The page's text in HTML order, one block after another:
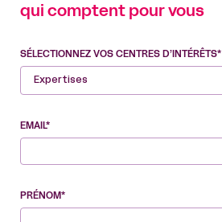
qui comptent pour vous
SÉLECTIONNEZ VOS CENTRES D’INTÉRÊTS*
Expertises
EMAIL*
PRÉNOM*